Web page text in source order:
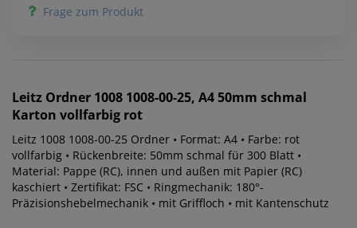
Frage zum Produkt
Leitz Ordner 1008 1008-00-25, A4 50mm schmal
Karton vollfarbig rot
Leitz 1008 1008-00-25 Ordner • Format: A4 • Farbe: rot
vollfarbig • Rückenbreite: 50mm schmal für 300 Blatt •
Material: Pappe (RC), innen und außen mit Papier (RC)
kaschiert • Zertifikat: FSC • Ringmechanik: 180°-
Präzisionshebelmechanik • mit Griffloch • mit Kantenschutz